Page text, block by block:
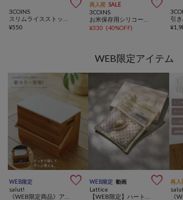

3COINS
スリムライスストッカー：1.4L
¥550
再入荷 SALE 
3COINS
お米保存用シリコーンバッグ：2L／KITINTO
¥330 (40%OFF)
¥
WEB限定アイテム
WEB限定 
salut!
WEB限定 動画 
Lattice
再入